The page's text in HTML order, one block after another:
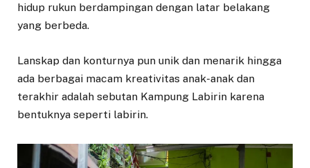
hidup rukun berdampingan dengan latar belakang
yang berbeda.
Lanskap dan konturnya pun unik dan menarik hingga
ada berbagai macam kreativitas anak-anak dan
terakhir adalah sebutan Kampung Labirin karena
bentuknya seperti labirin.